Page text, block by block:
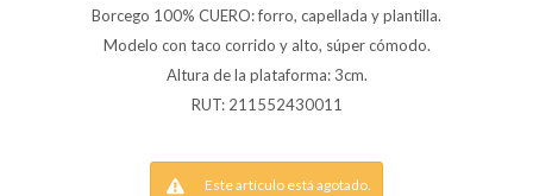
Borcego 100% CUERO: forro, capellada y plantilla.
Modelo con taco corrido y alto, súper cómodo.
Altura de la plataforma: 3cm.
RUT: 211552430011
Este artículo está agotado.